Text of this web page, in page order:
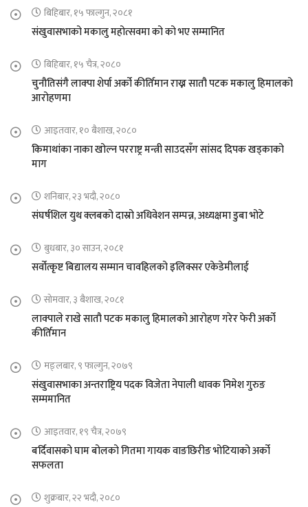
बिहिबार, १५ फाल्गुन, २०८१
संखुवासभाको मकालु महोत्सवमा को को भए सम्मानित
बिहिबार, १५ चैत्र, २०८०
चुनौतिसंगै लाक्पा शेर्पा अर्को कीर्तिमान राख्न सातौ पटक मकालु हिमालको
आरोहणमा
आइतवार, १० बैशाख, २०८०
किमाथांका नाका खोल्न परराष्ट्र मन्त्री साउदसँग सांसद दिपक खड्काको
माग
शनिबार, २३ भदौ, २०८०
संघर्षशिल युथ क्लबको दास्रो अधिवेशन सम्पन्न, अध्यक्षमा डुबा भोटे
बुधबार, ३० साउन, २०८१
सर्वोत्कृष्ट बिद्यालय सम्मान चावहिलको इलिक्सर एकेडेमीलाई
सोमवार, ३ बैशाख, २०८१
लाक्पाले राखे सातौ पटक मकालु हिमालको आरोहण गरेर फेरी अर्को
कीर्तिमान
मङ्लबार, ९ फाल्गुन, २०७९
संखुवासभाका अन्तराष्ट्रिय पदक विजेता नेपाली धावक निमेश गुरुङ
सम्ममानित
आइतवार, १९ चैत्र, २०७९
बर्दिवासको घाम बोलको गितमा गायक वाङछिरीङ भोटियाको अर्को
सफलता
शुक्रबार, २२ भदौ, २०८०